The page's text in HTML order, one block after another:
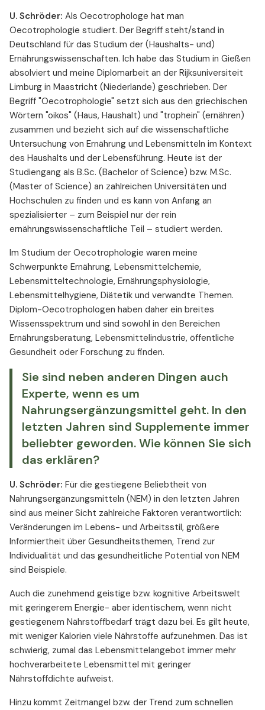
Sportarten empfehlen?
U. Schröder: Als Oecotrophologe hat man
Oecotrophologie studiert. Der Begriff steht/stand in
Deutschland für das Studium der (Haushalts- und)
Ernährungswissenschaften. Ich habe das Studium in Gießen
absolviert und meine Diplomarbeit an der Rijksuniversiteit
Limburg in Maastricht (Niederlande) geschrieben. Der
Begriff "Oecotrophologie" setzt sich aus den griechischen
Wörtern "oikos" (Haus, Haushalt) und "trophein" (ernähren)
zusammen und bezieht sich auf die wissenschaftliche
Untersuchung von Ernährung und Lebensmitteln im Kontext
des Haushalts und der Lebensführung. Heute ist der
Studiengang als B.Sc. (Bachelor of Science) bzw. M.Sc.
(Master of Science) an zahlreichen Universitäten und
Hochschulen zu finden und es kann von Anfang an
spezialisierter – zum Beispiel nur der rein
ernährungswissenschaftliche Teil – studiert werden.
Im Studium der Oecotrophologie waren meine
Schwerpunkte Ernährung, Lebensmittelchemie,
Lebensmitteltechnologie, Ernährungsphysiologie,
Lebensmittelhygiene, Diätetik und verwandte Themen.
Diplom-Oecotrophologen haben daher ein breites
Wissensspektrum und sind sowohl in den Bereichen
Ernährungsberatung, Lebensmittelindustrie, öffentliche
Gesundheit oder Forschung zu finden.
Sie sind neben anderen Dingen auch
Experte, wenn es um
Nahrungsergänzungsmittel geht. In den
letzten Jahren sind Supplemente immer
beliebter geworden. Wie können Sie sich
das erklären?
U. Schröder: Für die gestiegene Beliebtheit von
Nahrungsergänzungsmitteln (NEM) in den letzten Jahren
sind aus meiner Sicht zahlreiche Faktoren verantwortlich:
Veränderungen im Lebens- und Arbeitsstil, größere
Informiertheit über Gesundheitsthemen, Trend zur
Individualität und das gesundheitliche Potential von NEM
sind Beispiele.
Auch die zunehmend geistige bzw. kognitive Arbeitswelt
mit geringerem Energie- aber identischem, wenn nicht
gestiegenem Nährstoffbedarf trägt dazu bei. Es gilt heute,
mit weniger Kalorien viele Nährstoffe aufzunehmen. Das ist
schwierig, zumal das Lebensmittelangebot immer mehr
hochverarbeitete Lebensmittel mit geringer
Nährstoffdichte aufweist.
Hinzu kommt Zeitmangel bzw. der Trend zum schnellen